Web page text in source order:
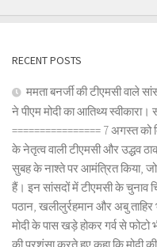
RECENT POSTS
ममता बनर्जी की टीएमसी वाले
ने पीएम मोदी का आतिथ्य स्वीकारा।
================ 7 अगस्त को
के नेतृत्व वाली टीएमसी और उद्धव
सुबह के नाश्ते पर आमंत्रित किया,
हैं। इन सांसदों में टीएमसी के चुनाव
पठान, खलीलुर्रहमान और अबु ताहिर
मोदी के पास खड़े होकर गर्व से फोटो